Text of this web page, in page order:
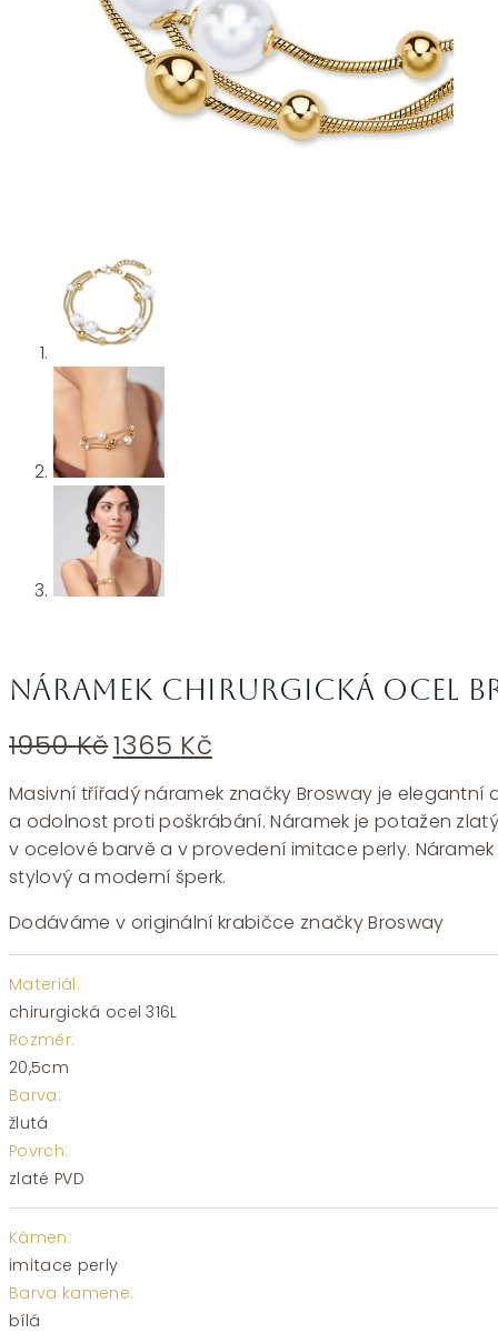
Náramek chirurgická ocel
1950KčPůvodní
cena
byla:
1950 Kč.
1365 KčAktuální
cena
je:
1365 Kč.
Masivní třířadý náramek značky Brosway je elegantní
a odolnost proti poškrábání. Náramek je potažen
v ocelové barvě a v provedení imitace perly.
stylový a moderní šperk.
Dodáváme v originální krabičce značky Brosway
Materiál:
chirurgická ocel 316L
Rozměr:
20,5cm
Barva:
žlutá
Povrch:
zlaté PVD
Kámen:
imitace perly
Barva kamene:
bílá